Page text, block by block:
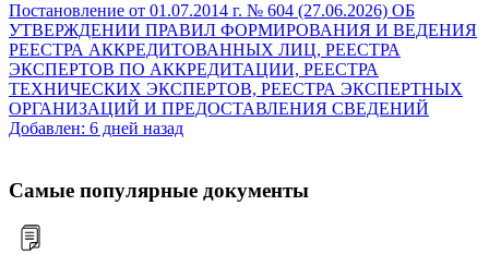
Постановление от 01.07.2014 г. № 604 (27.06.2026) ОБ
УТВЕРЖДЕНИИ ПРАВИЛ ФОРМИРОВАНИЯ И ВЕДЕНИЯ
РЕЕСТРА АККРЕДИТОВАННЫХ ЛИЦ, РЕЕСТРА
ЭКСПЕРТОВ ПО АККРЕДИТАЦИИ, РЕЕСТРА
ТЕХНИЧЕСКИХ ЭКСПЕРТОВ, РЕЕСТРА ЭКСПЕРТНЫХ
ОРГАНИЗАЦИЙ И ПРЕДОСТАВЛЕНИЯ СВЕДЕНИЙ
Добавлен: 6 дней назад
Самые популярные документы